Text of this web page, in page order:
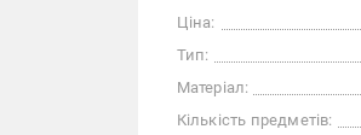
Ціна:
Тип:
Матеріал:
Кількість предметів: